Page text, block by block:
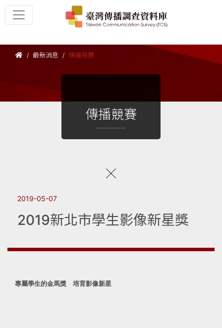
最新消息 傳播競賽
傳播競賽
2019-05-07
2019新北市學生影像新星獎
專屬學生的金馬獎 培育影像新星